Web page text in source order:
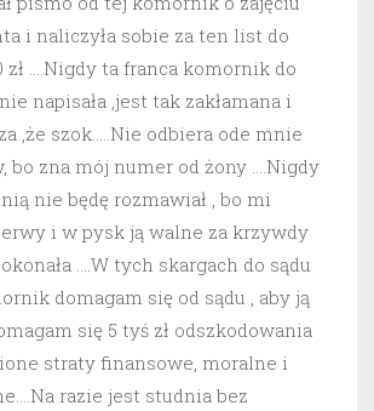
i naliczyła sobie za ten list do
zł ….Nigdy ta franca komornik do
napisała ,jest tak zakłamana i
,że szok…..Nie odbiera ode mnie
bo zna mój numer od żony ….Nigdy
nie będę rozmawiał , bo mi
i w pysk ją walne za krzywdy
….W tych skargach do sądu
domagam się od sądu , aby ją
się 5 tyś zł odszkodowania
straty finansowe, moralne i
razie jest studnia bez